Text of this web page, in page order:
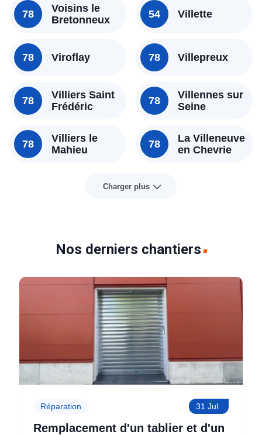
78
Voisins le
Bretonneux
78 Viroflay
78
Villiers Saint
Frédéric
78
Villiers le
Mahieu
54 Villette
78 Villepreux
78
Villennes sur
Seine
78
La Villeneuve
en Chevrie
Charger plus
Nos derniers chantiers
Réparation 31 Jul
Remplacement d'un tablier et d'un